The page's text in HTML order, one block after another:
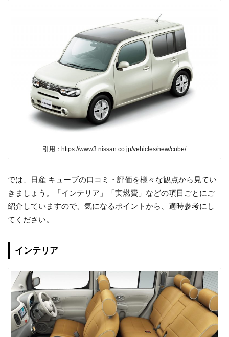
引用：https://www3.nissan.co.jp/vehicles/new/cube/
では、日産 キューブの口コミ・評価を様々な観点から見てい
きましょう。「インテリア」「実燃費」などの項目ごとにご
紹介していますので、気になるポイントから、適時参考にし
てください。
インテリア